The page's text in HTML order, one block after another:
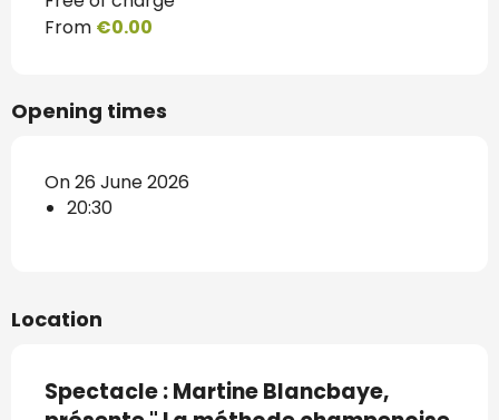
From €0.00
Opening times
On 26 June 2026
20:30
Location
Spectacle : Martine Blancbaye,